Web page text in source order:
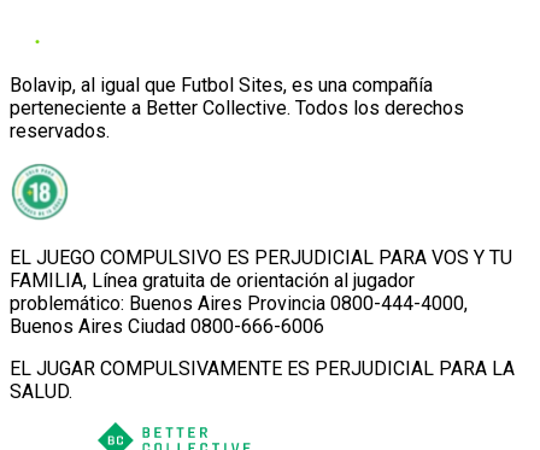
Bolavip, al igual que Futbol Sites, es una compañía
perteneciente a Better Collective. Todos los derechos
reservados.
EL JUEGO COMPULSIVO ES PERJUDICIAL PARA VOS Y TU
FAMILIA, Línea gratuita de orientación al jugador
problemático: Buenos Aires Provincia 0800-444-4000,
Buenos Aires Ciudad 0800-666-6006
EL JUGAR COMPULSIVAMENTE ES PERJUDICIAL PARA LA
SALUD.